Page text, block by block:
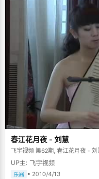
春江花月夜 - 刘慧
飞宇视频 第62期, 春江花月夜 - 刘
UP主: 飞宇视频
乐器 • 2010/4/13